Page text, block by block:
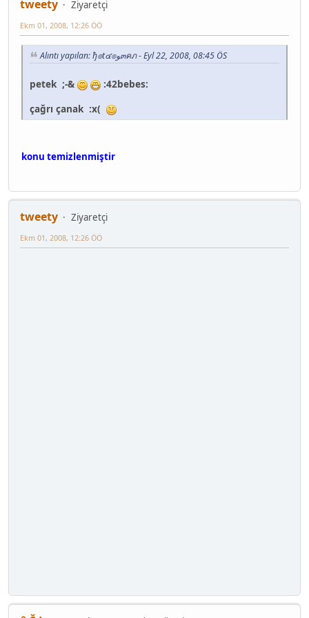
tweety Ziyaretçi
Ekm 01, 2008, 12:26 ÖÖ
Alıntı yapılan: ђ๏t๔๏ﻮ๓คภ - Eyl 22, 2008, 08:45 ÖS
petek ;-&
:42bebes:
çağrı çanak :x(
konu temizlenmiştir
tweety Ziyaretçi
Ekm 01, 2008, 12:26 ÖÖ